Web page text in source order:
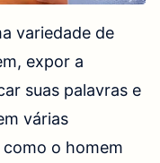
por todos.
a aparição de
de Deus,
suas próprias
que Deus faça
variedade de
expor a
suas palavras e
várias
o homem